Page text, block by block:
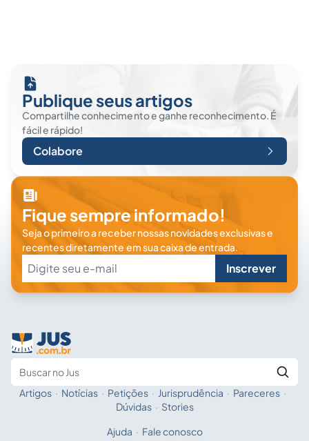
Publique seus artigos
Compartilhe conhecimento e ganhe reconhecimento. É
fácil e rápido!
Colabore
Fique sempre informado!
Seja o primeiro a receber nossas novidades exclusivas e
recentes diretamente em sua caixa de entrada.
Inscrever
Fale com a IA
Artigos · Notícias · Petições · Jurisprudência · Pareceres ·
Dúvidas · Stories
Ajuda · Fale conosco